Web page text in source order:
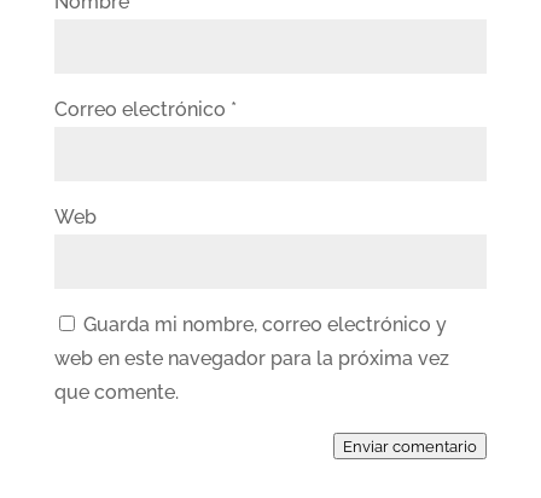
Correo electrónico *
Web
Guarda mi nombre, correo electrónico y
web en este navegador para la próxima vez
que comente.
Enviar comentario